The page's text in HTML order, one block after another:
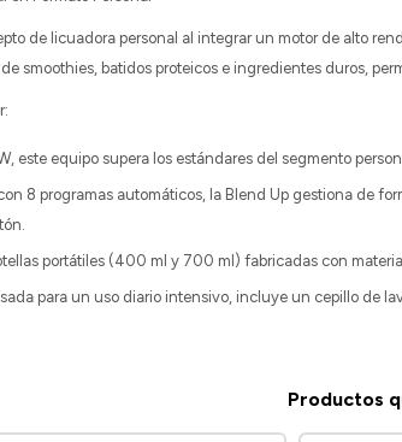
de licuadora personal al integrar un motor de alto
smoothies, batidos proteicos e ingredientes duros,
este equipo supera los estándares del segmento
8 programas automáticos, la Blend Up gestiona de
portátiles (400 ml y 700 ml) fabricadas con
para un uso diario intensivo, incluye un cepillo de
Productos